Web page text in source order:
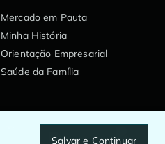
Mercado em Pauta
Minha História
Orientação Empresarial
Saúde da Família
Salvar e Continuar